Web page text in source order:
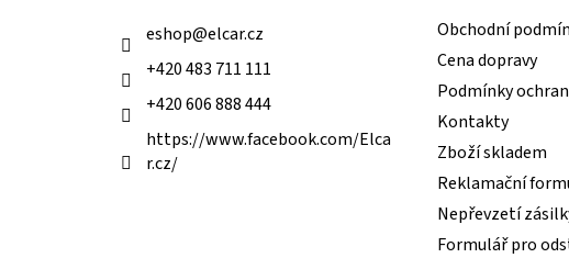
eshop@elcar.cz
+420 483 711 111
+420 606 888 444
https://www.facebook.com/Elca
r.cz/
Obchodní
Cena dopravy
Podmínky
Kontakty
Zboží skladem
Reklamační
Nepřevzetí
Formulář pro